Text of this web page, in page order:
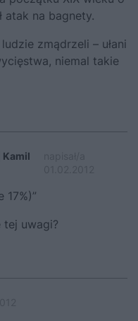
atak na bagnety.
zmądrzeli – ułani
niemal takie
Kamil
17%)”
tej uwagi?